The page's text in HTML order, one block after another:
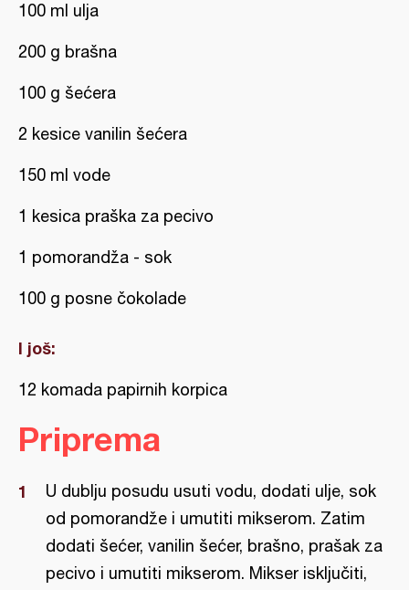
100 ml ulja
200 g brašna
100 g šećera
2 kesice vanilin šećera
150 ml vode
1 kesica praška za pecivo
1 pomorandža - sok
100 g posne čokolade
I još:
12 komada papirnih korpica
Priprema
U dublju posudu usuti vodu, dodati ulje, sok
od pomorandže i umutiti mikserom. Zatim
dodati šećer, vanilin šećer, brašno, prašak za
pecivo i umutiti mikserom. Mikser isključiti,